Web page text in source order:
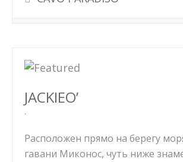
JACKIEO’
Расположен прямо на берегу
гавани Миконос, чуть ниже